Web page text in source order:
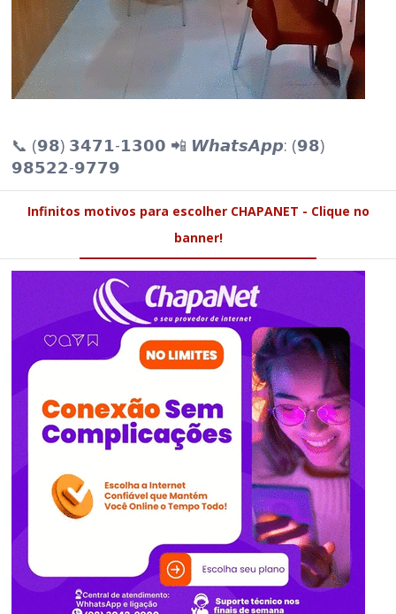
📞 (𝟵𝟴) 𝟯𝟰𝟳𝟭-𝟭𝟯𝟬𝟬 📲 𝙒𝙝𝙖𝙩𝙨𝘼𝙥𝙥: (𝟵𝟴)
𝟵𝟴𝟱𝟮𝟮-𝟵𝟳𝟳𝟵
Infinitos motivos para escolher CHAPANET - Clique no
banner!